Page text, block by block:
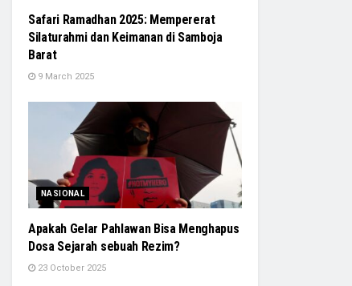
Safari Ramadhan 2025: Mempererat
Silaturahmi dan Keimanan di Samboja
Barat
9 March 2025
NASIONAL
Apakah Gelar Pahlawan Bisa Menghapus
Dosa Sejarah sebuah Rezim?
23 October 2025